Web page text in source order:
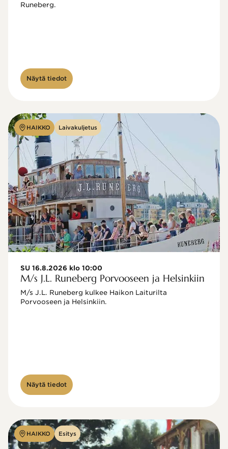
Näytä tiedot
HAIKKO Laivakuljetus
SU 16.8.2026 klo 10:00
M/s J.L. Runeberg Porvooseen ja Helsinkiin
M/s J.L. Runeberg kulkee Haikon Laiturilta
Porvooseen ja Helsinkiin.
Näytä tiedot
HAIKKO Esitys